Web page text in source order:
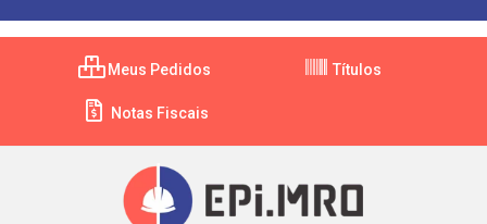
Meus Pedidos Títulos
Notas Fiscais